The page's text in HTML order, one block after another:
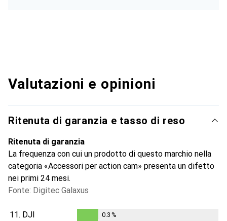
Valutazioni e opinioni
Ritenuta di garanzia e tasso di reso
Ritenuta di garanzia
La frequenza con cui un prodotto di questo marchio nella
categoria «Accessori per action cam» presenta un difetto
nei primi 24 mesi.
Fonte: Digitec Galaxus
11. DJI 0.3 %